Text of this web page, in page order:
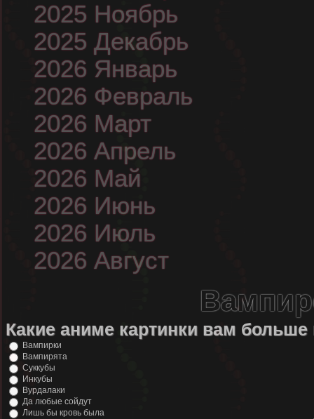
2025 Ноябрь
2025 Декабрь
2026 Январь
2026 Февраль
2026 Март
2026 Апрель
2026 Май
2026 Июнь
2026 Июль
2026 Август
Какие аниме картинки вам больше
Вампирки
Вампирята
Суккубы
Инкубы
Вурдалаки
Да любые сойдут
Лишь бы кровь была